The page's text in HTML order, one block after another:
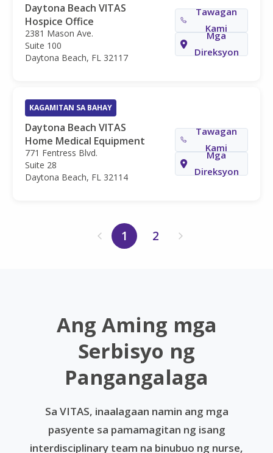
Daytona Beach VITAS
Hospice Office
2381 Mason Ave.
Suite 100
Daytona Beach, FL 32117
Tawagan
Kami
Mga
Direksyon
KAGAMITAN SA BAHAY
Daytona Beach VITAS
Home Medical Equipment
771 Fentress Blvd.
Suite 28
Daytona Beach, FL 32114
Tawagan
Kami
Mga
Direksyon
1 2
Ang Aming mga
Serbisyo ng
Pangangalaga
Sa VITAS, inaalagaan namin ang mga
pasyente sa pamamagitan ng isang
interdisciplinary team na binubuo ng nurse,